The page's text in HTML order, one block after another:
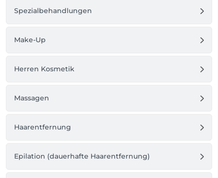
Spezialbehandlungen
Make-Up
Herren Kosmetik
Massagen
Haarentfernung
Epilation (dauerhafte Haarentfernung)